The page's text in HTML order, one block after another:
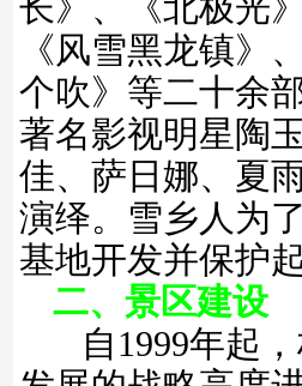
长》、《北极光
《风雪黑龙镇》
个吹》等二十余
著名影视明星陶
佳、萨日娜、夏
演绎。雪乡人为
基地开发并保护
二、景区建设
自1999年起